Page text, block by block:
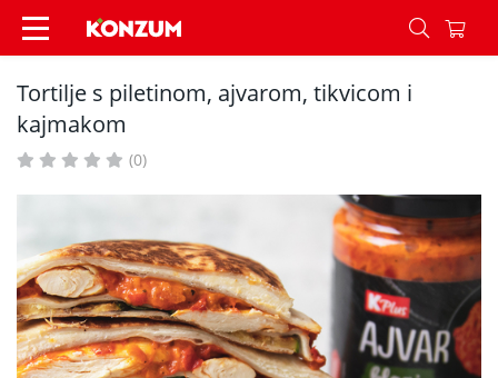
Tortilje s piletinom, ajvarom, tikvicom i
Tortilje s piletinom, ajvarom, tikvicom i
kajmakom
(0)